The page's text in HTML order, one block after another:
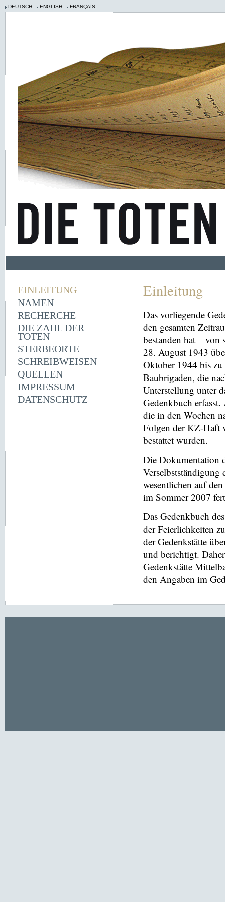
DEUTSCH ENGLISH FRANÇAIS
EINLEITUNG
NAMEN
RECHERCHE
DIE ZAHL DER
TOTEN
STERBEORTE
SCHREIBWEISEN
QUELLEN
IMPRESSUM
DATENSCHUTZ
Einleitung
Das vorliegende
den gesamten
bestanden hat –
28. August 1943
Oktober 1944 bis
Baubrigaden, die
Unterstellung unter
Gedenkbuch
die in den Wochen
Folgen der KZ-Haft
bestattet wurden.
Die Dokumentation
wesentlichen auf
im Sommer 2007
Das Gedenkbuch
der Feierlichkeiten
der Gedenkstätte
und berichtigt.
Gedenkstätte
den Angaben im